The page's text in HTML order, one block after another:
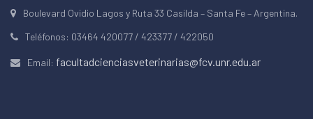
Boulevard Ovidio Lagos y Ruta 33 Casilda – Santa Fe – Argentina.
Teléfonos: 03464 420077 / 423377 / 422050
Email: facultadcienciasveterinarias@fcv.unr.edu.ar